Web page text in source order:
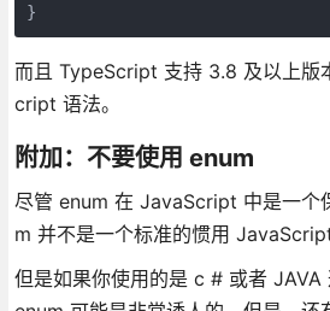
}
而且 TypeScript 支持 3.8 及以上版
cript 语法。
附加：不要使用 enum
尽管 enum 在 JavaScript 中是一个
m 并不是一个标准的惯用 JavaScript
但是如果你使用的是 c # 或者 JAVA